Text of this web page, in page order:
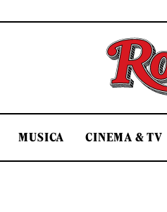
MUSICA CINEMA & TV